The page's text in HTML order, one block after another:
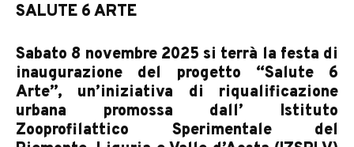
SALUTE 6 ARTE
Sabato 8 novembre 2025 si terrà la festa di
inaugurazione del progetto “Salute 6
Arte”, un’iniziativa di riqualificazione
urbana promossa dall’ Istituto
Zooprofilattico Sperimentale del